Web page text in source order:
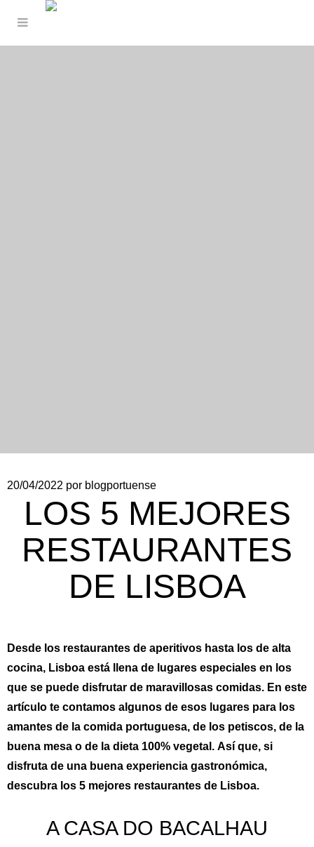
20/04/2022 por blogportuense
LOS 5 MEJORES
RESTAURANTES
DE LISBOA
Desde los restaurantes de aperitivos hasta los de alta
cocina, Lisboa está llena de lugares especiales en los
que se puede disfrutar de maravillosas comidas. En este
artículo te contamos algunos de esos lugares para los
amantes de la comida portuguesa, de los petiscos, de la
buena mesa o de la dieta 100% vegetal. Así que, si
disfruta de una buena experiencia gastronómica,
descubra los 5 mejores restaurantes de Lisboa.
A CASA DO BACALHAU